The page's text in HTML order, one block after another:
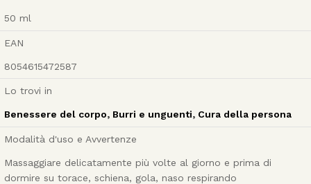
50 ml
EAN
8054615472587
Lo trovi in
Benessere del corpo, Burri e unguenti, Cura della persona
Modalità d'uso e Avvertenze
Massaggiare delicatamente più volte al giorno e prima di
dormire su torace, schiena, gola, naso respirando